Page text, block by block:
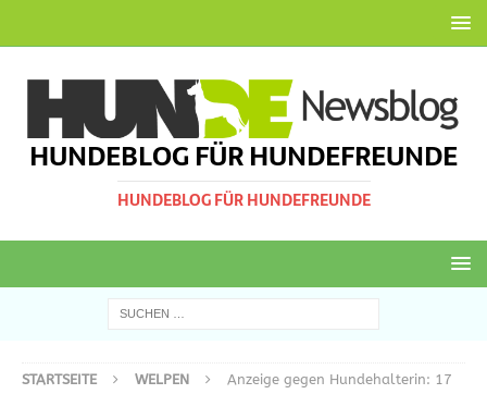
HUNDEBLOG FÜR HUNDEFREUNDE
HUNDEBLOG FÜR HUNDEFREUNDE
STARTSEITE WELPEN
Anzeige gegen Hundehalterin: 17